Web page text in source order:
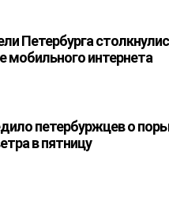
Петербурга
мобильного интернета
петербуржцев о
в пятницу